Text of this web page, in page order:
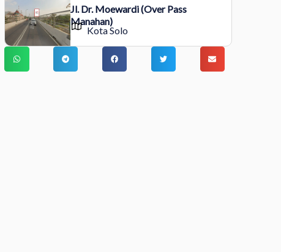
Jl. Dr. Moewardi (Over Pass
Manahan)
Kota Solo